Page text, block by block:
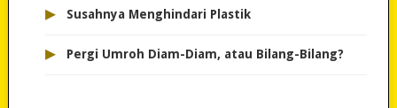
▸ Susahnya Menghindari Plastik
▸ Pergi Umroh Diam-Diam, atau Bilang-Bilang?